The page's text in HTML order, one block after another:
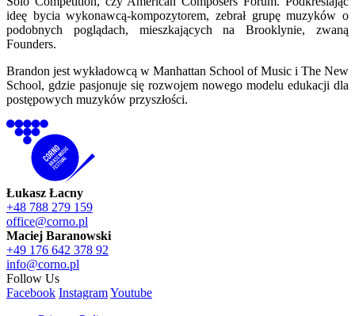
ideę bycia wykonawcą-kompozytorem, zebrał grupę muzyków o
podobnych poglądach, mieszkających na Brooklynie, zwaną
Founders.
Brandon jest wykładowcą w Manhattan School of Music i The New
School, gdzie pasjonuje się rozwojem nowego modelu edukacji dla
postępowych muzyków przyszłości.
Łukasz Łacny
+48 788 279 159
office@corno.pl
Maciej Baranowski
+49 176 642 378 92
info@corno.pl
Follow Us
Facebook InstagramYoutube